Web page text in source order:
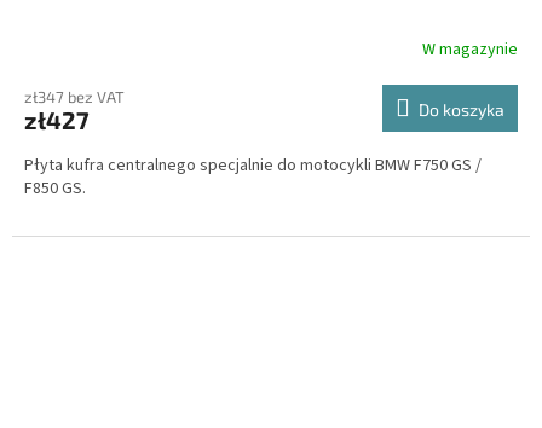
W magazynie
zł347 bez VAT
zł427 Do koszyka
Płyta kufra centralnego specjalnie do motocykli BMW F750 GS /
F850 GS.